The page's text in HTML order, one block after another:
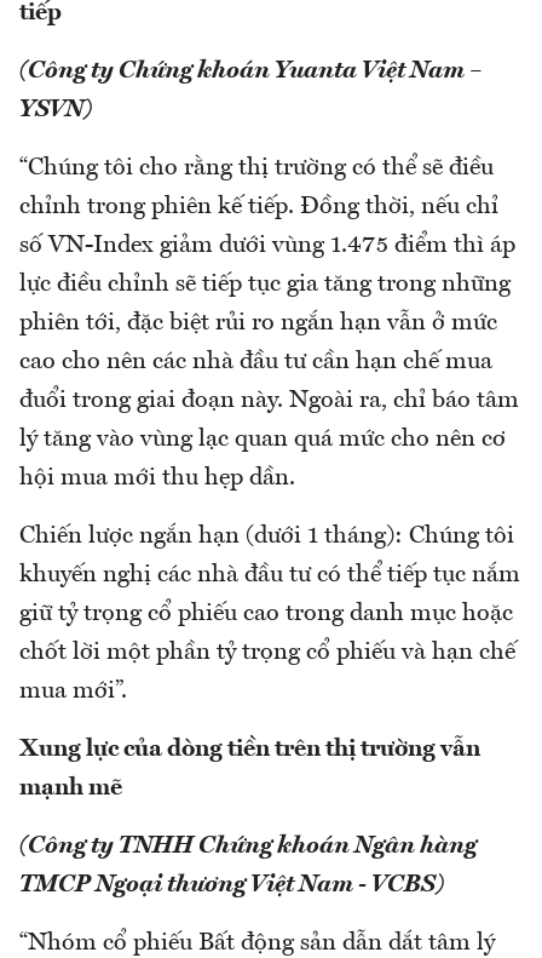
tiếp
(Công ty Chứng khoán Yuanta Việt Nam –
YSVN)
“Chúng tôi cho rằng thị trường có thể sẽ điều
chỉnh trong phiên kế tiếp. Đồng thời, nếu chỉ
số VN-Index giảm dưới vùng 1.475 điểm thì áp
lực điều chỉnh sẽ tiếp tục gia tăng trong những
phiên tới, đặc biệt rủi ro ngắn hạn vẫn ở mức
cao cho nên các nhà đầu tư cần hạn chế mua
đuổi trong giai đoạn này. Ngoài ra, chỉ báo tâm
lý tăng vào vùng lạc quan quá mức cho nên cơ
hội mua mới thu hẹp dần.
Chiến lược ngắn hạn (dưới 1 tháng): Chúng tôi
khuyến nghị các nhà đầu tư có thể tiếp tục nắm
giữ tỷ trọng cổ phiếu cao trong danh mục hoặc
chốt lời một phần tỷ trọng cổ phiếu và hạn chế
mua mới”.
Xung lực của dòng tiền trên thị trường vẫn
mạnh mẽ
(Công ty TNHH Chứng khoán Ngân hàng
TMCP Ngoại thương Việt Nam - VCBS)
“Nhóm cổ phiếu Bất động sản dẫn dắt tâm lý